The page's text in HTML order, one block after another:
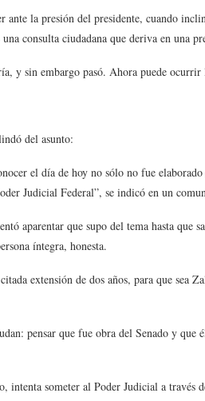
ante la presión del presidente, cuando
consulta ciudadana que deriva en una
y sin embargo pasó. Ahora puede
del asunto:
el día de hoy no sólo no fue
Judicial Federal”, se indicó en un
aparentar que supo del tema hasta que
íntegra, honesta.
extensión de dos años, para que sea
pensar que fue obra del Senado y que
someter al Poder Judicial a través